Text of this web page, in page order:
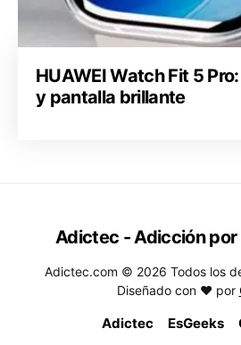
HUAWEI Watch Fit 5
y pantalla brillante
Adictec EsGeeks
Adictec - Adicción
Adictec.com © 2026 Todos los
Diseñado con ♥ por